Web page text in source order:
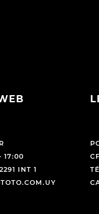
17:00
INT 1